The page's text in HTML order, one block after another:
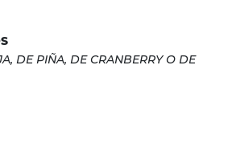
DE PIÑA, DE CRANBERRY O DE